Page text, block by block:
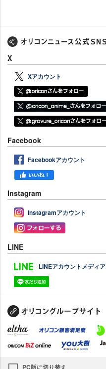
X
Xアカウント
Facebook
Facebookアカウント
Instagram
Instagramアカウント
LINE
LINEアカウントメディア
PC版に切り替え